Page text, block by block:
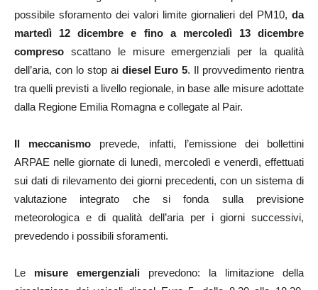
possibile sforamento dei valori limite giornalieri del PM10, da
martedì 12 dicembre e fino a mercoledì 13 dicembre
compreso scattano le misure emergenziali per la qualità
dell’aria, con lo stop ai diesel Euro 5. Il provvedimento rientra
tra quelli previsti a livello regionale, in base alle misure adottate
dalla Regione Emilia Romagna e collegate al Pair.
Il meccanismo prevede, infatti, l’emissione dei bollettini
ARPAE nelle giornate di lunedì, mercoledì e venerdì, effettuati
sui dati di rilevamento dei giorni precedenti, con un sistema di
valutazione integrato che si fonda sulla previsione
meteorologica e di qualità dell’aria per i giorni successivi,
prevedendo i possibili sforamenti.
Le misure emergenziali prevedono: la limitazione della